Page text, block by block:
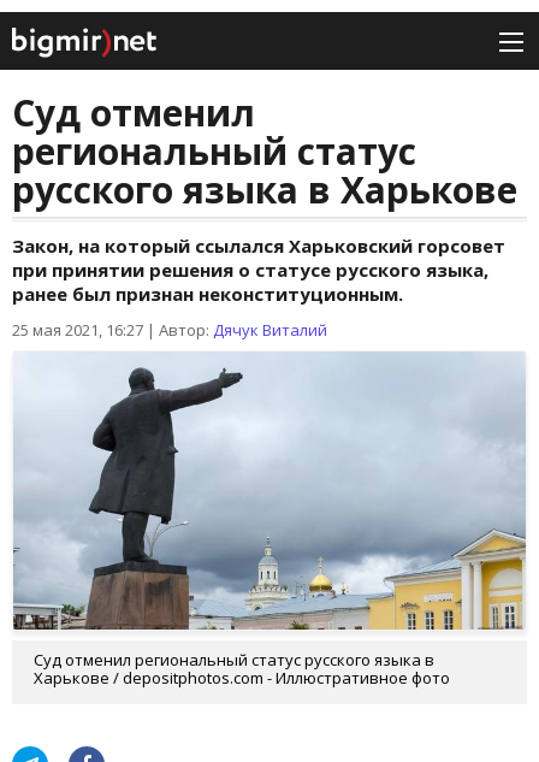
Суд отменил
региональный статус
русского языка в Харькове
Закон, на который ссылался Харьковский горсовет
при принятии решения о статусе русского языка,
ранее был признан неконституционным.
25 мая 2021, 16:27 | Автор: Дячук Виталий
Суд отменил региональный статус русского языка в
Харькове / depositphotos.com - Иллюстративное фото